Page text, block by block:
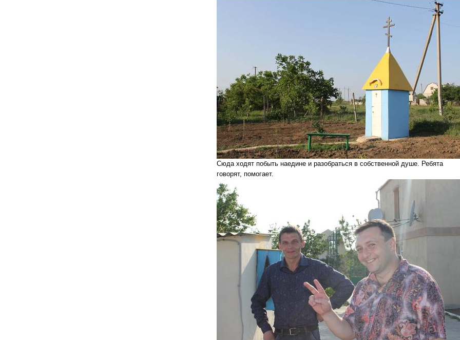
Сюда ходят побыть наедине и разобраться в собственной душе. Ребята
говорят, помогает.